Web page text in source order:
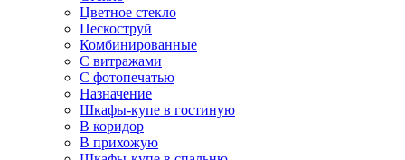
Цветное стекло
Пескоструй
Комбинированные
С витражами
С фотопечатью
Назначение
Шкафы-купе в гостиную
В коридор
В прихожую